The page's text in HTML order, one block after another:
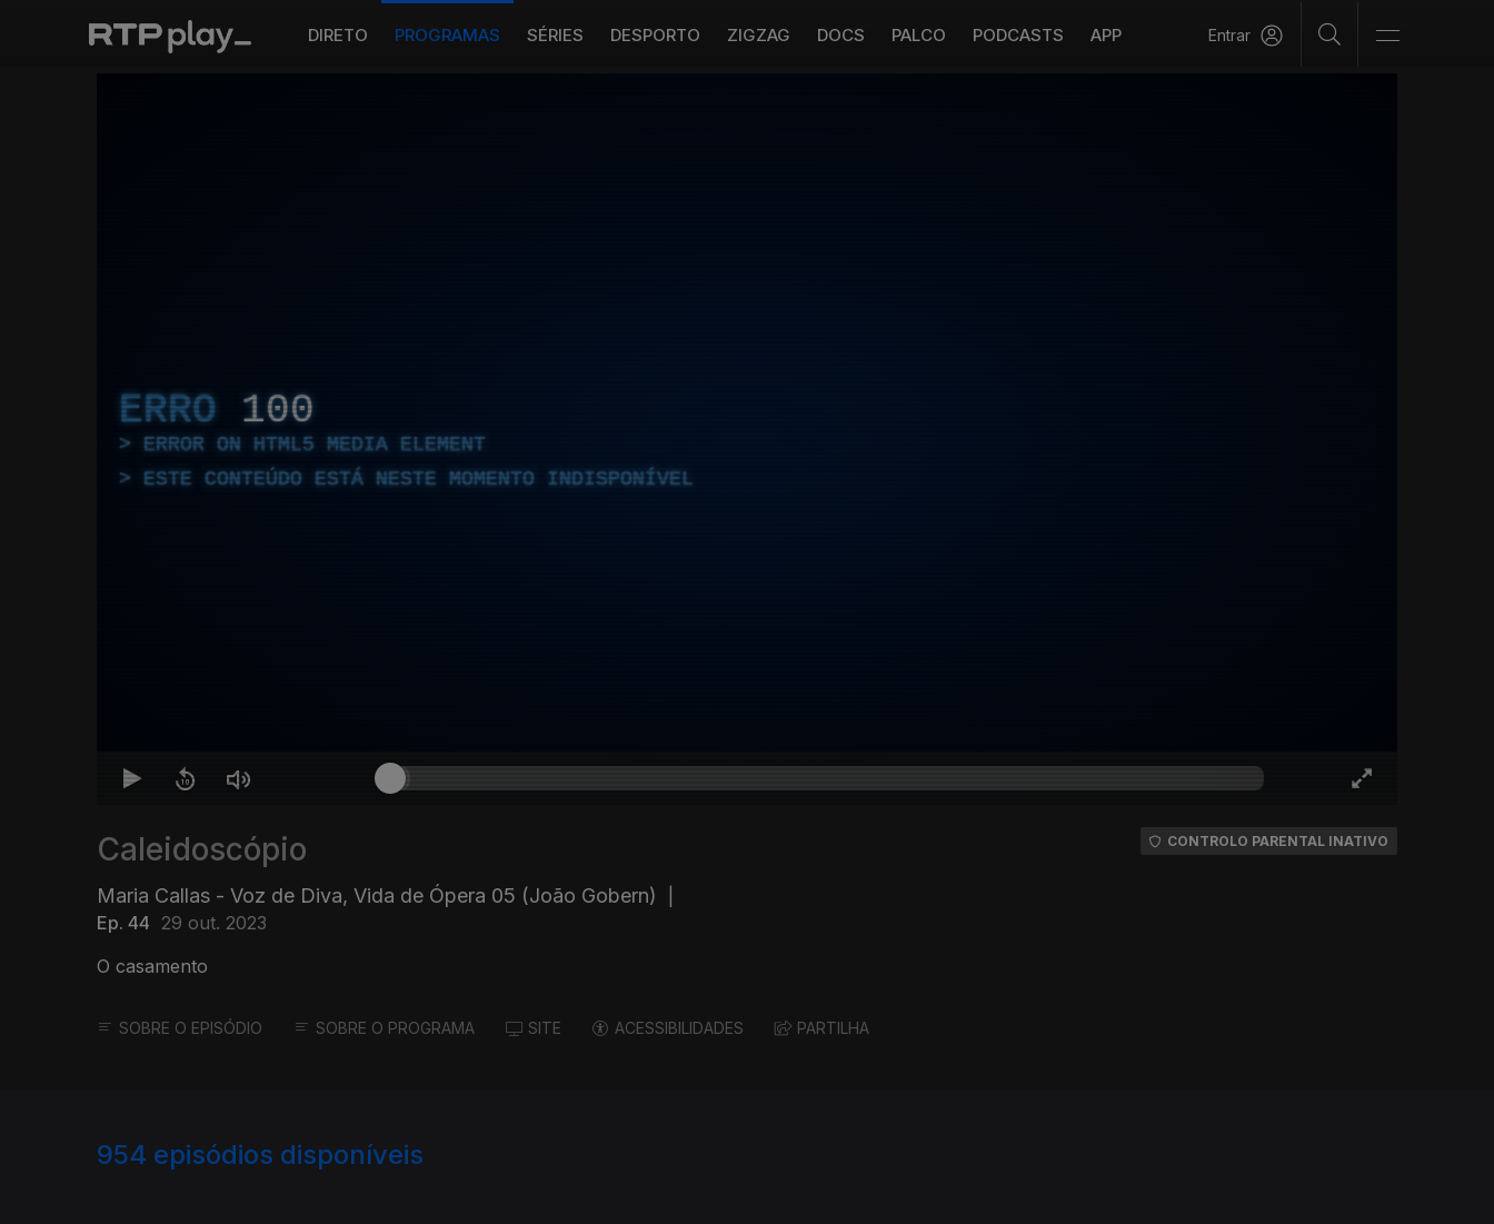
DIRETO PROGRAMAS SÉRIES DESPORTO ZIGZAG DOCS PALCO PODCASTS APP Entrar
ERRO 100
ERROR ON HTML5 MEDIA ELEMENT
ESTE CONTEÚDO ESTÁ NESTE MOMENTO INDISPONÍVEL
Caleidoscópio
Maria Callas - Voz de Diva, Vida de Ópera 05 (João Gobern)
Ep. 44 29 out. 2023
O casamento
CONTROLO PARENTAL INATIVO
SOBRE O EPISÓDIO SOBRE O PROGRAMA SITE ACESSIBILIDADES PARTILHA
954 episódios disponíveis